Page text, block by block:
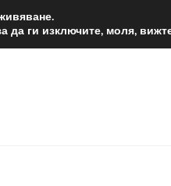
да ги изключите, моля,